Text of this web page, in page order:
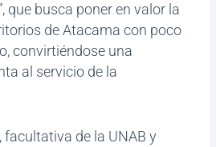
que busca poner en valor la
de Atacama con poco
convirtiéndose una
al servicio de la
facultativa de la UNAB y